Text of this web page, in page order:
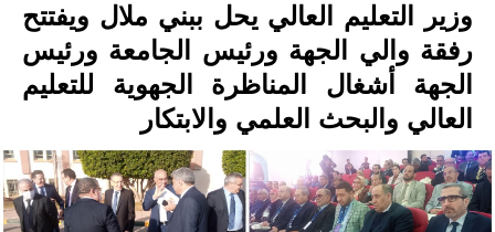
وزير التعليم العالي يحل ببني ملال ويفتتح
رفقة والي الجهة ورئيس الجامعة ورئيس
الجهة أشغال المناظرة الجهوية للتعليم
العالي والبحث العلمي والابتكار